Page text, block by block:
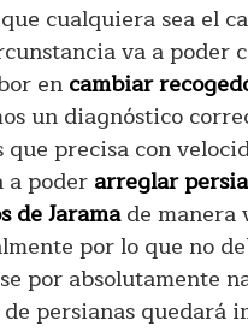
cualquiera sea el
va a poder
en cambiar
un diagnóstico
que precisa con
a poder arreglar
de Jaramade manera
por lo que no
por absolutamente
persianas quedará